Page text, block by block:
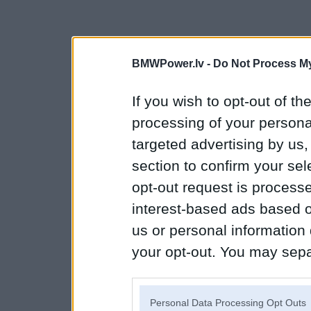
BMWPower.lv - Do Not Process
If you wish to opt-out of
processing of your
targeted advertising by
section to confirm your
opt-out request is
interest-based ads based
us or personal
your opt-out. You may
Personal Data Processing Opt Outs